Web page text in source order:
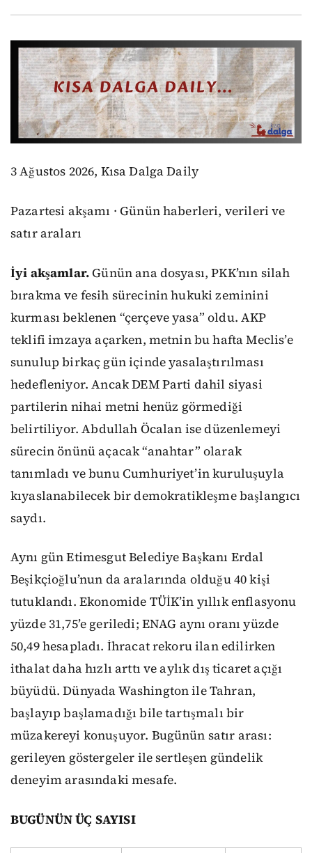
3 Ağustos 2026, Kısa Dalga Daily
Pazartesi akşamı · Günün haberleri, verileri ve
satır araları
İyi akşamlar.Günün ana dosyası, PKK’nın silah
bırakma ve fesih sürecinin hukuki zeminini
kurması beklenen “çerçeve yasa” oldu. AKP
teklifi imzaya açarken, metnin bu hafta Meclis’e
sunulup birkaç gün içinde yasalaştırılması
hedefleniyor. Ancak DEM Parti dahil siyasi
partilerin nihai metni henüz görmediği
belirtiliyor. Abdullah Öcalan ise düzenlemeyi
sürecin önünü açacak “anahtar” olarak
tanımladı ve bunu Cumhuriyet’in kuruluşuyla
kıyaslanabilecek bir demokratikleşme başlangıcı
saydı.
Aynı gün Etimesgut Belediye Başkanı Erdal
Beşikçioğlu’nun da aralarında olduğu 40 kişi
tutuklandı. Ekonomide TÜİK’in yıllık enflasyonu
yüzde 31,75’e geriledi; ENAG aynı oranı yüzde
50,49 hesapladı. İhracat rekoru ilan edilirken
ithalat daha hızlı arttı ve aylık dış ticaret açığı
büyüdü. Dünyada Washington ile Tahran,
başlayıp başlamadığı bile tartışmalı bir
müzakereyi konuşuyor. Bugünün satır arası:
gerileyen göstergeler ile sertleşen gündelik
deneyim arasındaki mesafe.
BUGÜNÜN ÜÇ SAYISI